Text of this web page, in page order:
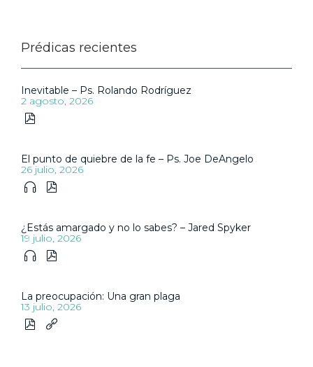
Prédicas recientes
Inevitable – Ps. Rolando Rodríguez
2 agosto, 2026

El punto de quiebre de la fe – Ps. Joe DeAngelo
26 julio, 2026
 
¿Estás amargado y no lo sabes? – Jared Spyker
19 julio, 2026
 
La preocupación: Una gran plaga
13 julio, 2026
 